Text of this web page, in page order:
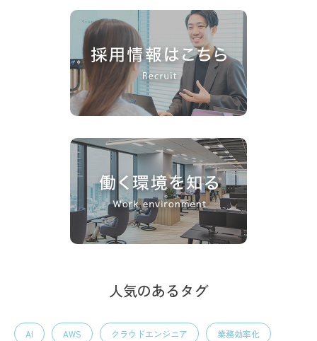
人気のあるタグ
AI AWS クラウドエンジニア 業務効率化